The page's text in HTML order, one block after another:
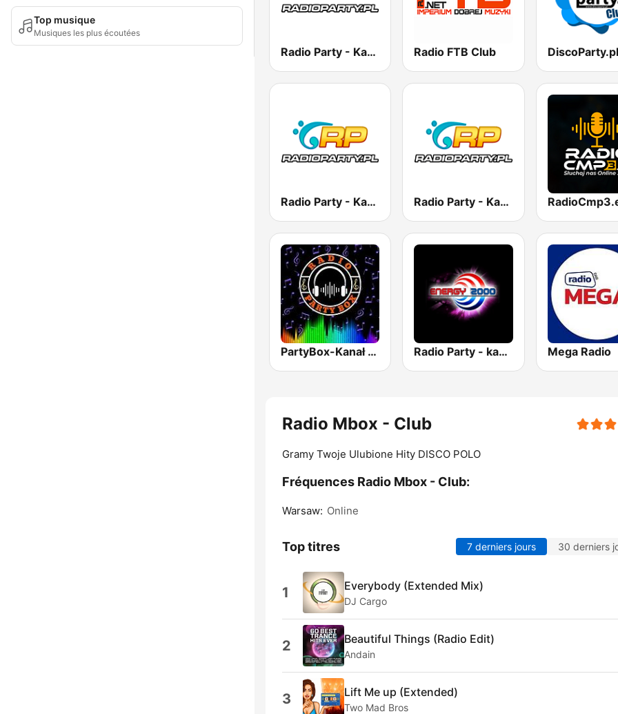
Top musique
Musiques les plus écoutées
Radio Party - Kanał Trance Radio FTB Club
Radio Party - Kanał Vocal Trance Radio Party - Kanał DjMixes
PartyBox-Kanał Klubowy Radio Party - kanał Energy 2000 Mega Radio
Radio Mbox - Club
Gramy Twoje Ulubione Hity DISCO POLO
Fréquences Radio Mbox - Club:
Warsaw: Online
Top titres 7 derniers jours 30 derniers
1 Everybody (Extended Mix)
DJ Cargo
2 Beautiful Things (Radio Edit)
Andain
3 Lift Me up (Extended)
Two Mad Bros